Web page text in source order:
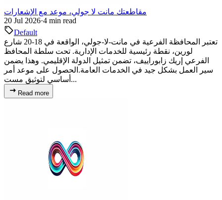
مقاطعتك مانت لا جولي، موعد مع الإشعارات
20 Jul 2026·4 min read
Default
تعتبر المحافظة الفرعية في مانت-لا-جولي، الواقعة في 18-20 شارع
لورين، نقطة رئيسية للخدمات الإدارية. تحت سلطة المحافظ
الفرعي إريك زابوراييف، تضمن تمثيل الدولة الإقليمي. وهذا يضمن
سير العمل بشكل جيد في الخدمات العامة.الحصول على موعد أمر
أساسي لتوثيق مست...
Read more